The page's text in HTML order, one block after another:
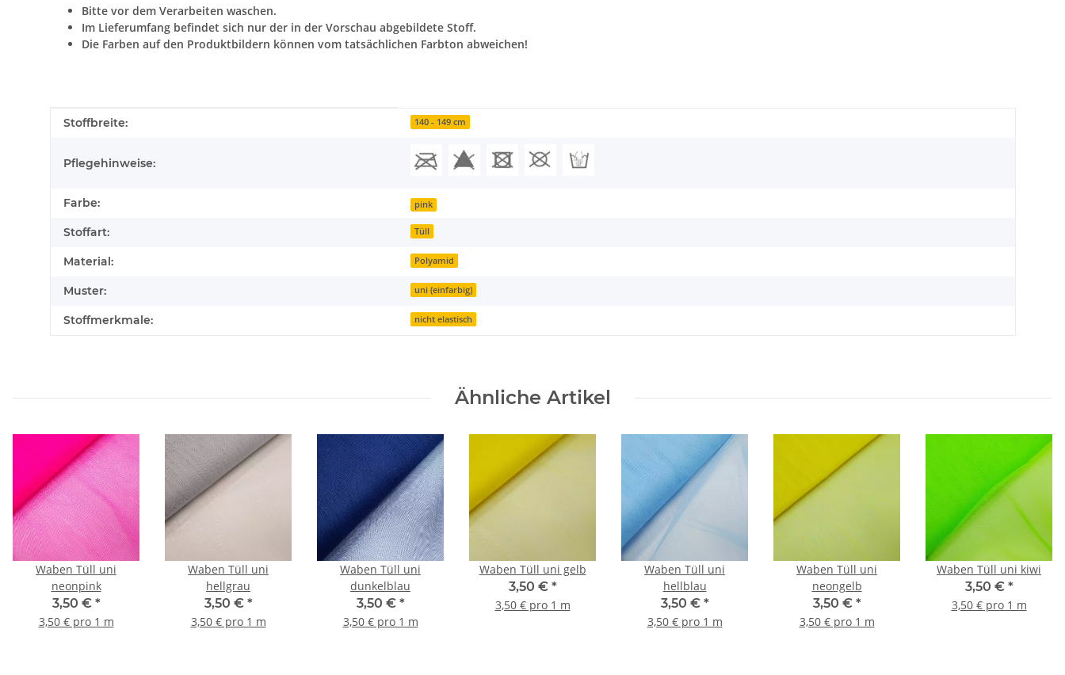
Bitte vor dem Verarbeiten waschen.
Im Lieferumfang befindet sich nur der in der Vorschau abgebildete Stoff.
Die Farben auf den Produktbildern können vom tatsächlichen Farbton abweichen!
Produkteigenschaft
Wert
Stoffbreite: 140 - 149 cm
Pflegehinweise:
Farbe: pink
Stoffart: Tüll
Material: Polyamid
Muster: uni (einfarbig)
Stoffmerkmale: nicht elastisch
Ähnliche Artikel
Waben Tüll uni
neonpink
3,50 € *
3,50 € pro 1 m
Waben Tüll uni
hellgrau
3,50 € *
3,50 € pro 1 m
Waben Tüll uni
dunkelblau
3,50 € *
3,50 € pro 1 m
Waben Tüll uni gelb
3,50 € *
3,50 € pro 1 m
Waben Tüll uni
hellblau
3,50 € *
3,50 € pro 1 m
Waben Tüll uni
neongelb
3,50 € *
3,50 € pro 1 m
Waben Tüll uni kiwi
3,50 € *
3,50 € pro 1 m